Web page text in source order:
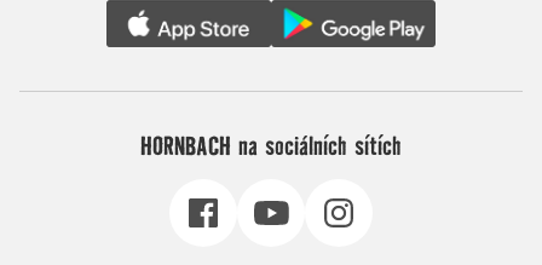
HORNBACH na sociálních sítích